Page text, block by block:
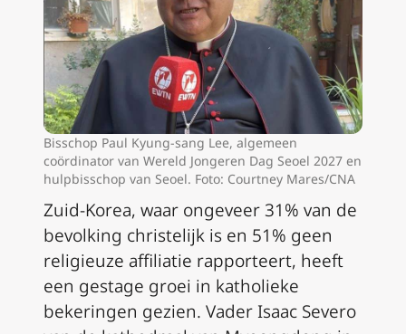
Bisschop Paul Kyung-sang Lee, algemeen
coördinator van Wereld Jongeren Dag Seoel 2027 en
hulpbisschop van Seoel. Foto: Courtney Mares/CNA
Zuid-Korea, waar ongeveer 31% van de
bevolking christelijk is en 51% geen
religieuze affiliatie rapporteert, heeft
een gestage groei in katholieke
bekeringen gezien. Vader Isaac Severo